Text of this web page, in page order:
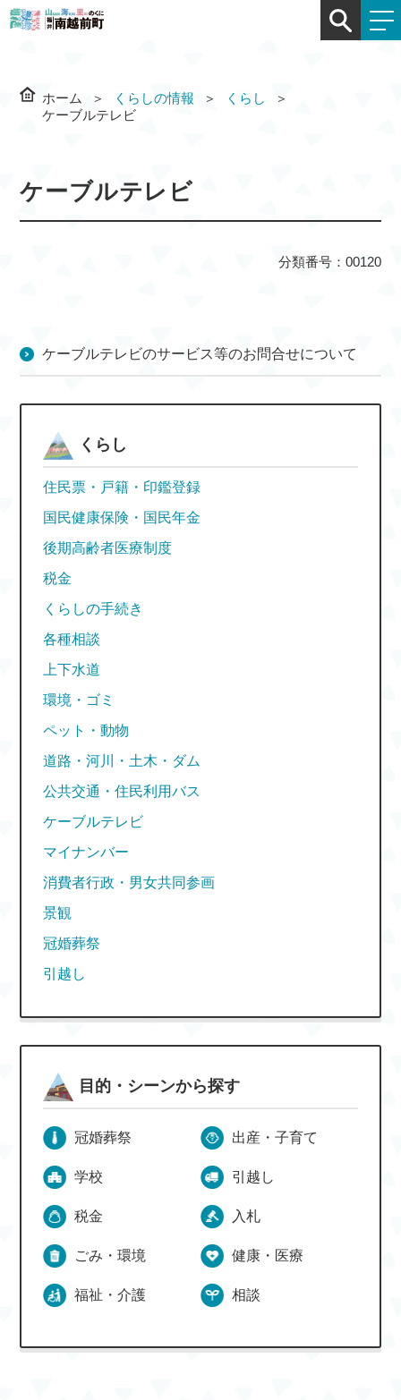
ホーム くらしの情報
くらし
ケーブルテレビ
ケーブルテレビ
分類番号：00120
ケーブルテレビのサービス等のお問合せについて
くらし
住民票・戸籍・印鑑登録
国民健康保険・国民年金
後期高齢者医療制度
税金
くらしの手続き
各種相談
上下水道
環境・ゴミ
ペット・動物
道路・河川・土木・ダム
公共交通・住民利用バス
ケーブルテレビ
マイナンバー
消費者行政・男女共同参画
景観
冠婚葬祭
引越し
目的・シーンから探す
冠婚葬祭 出産・子育て
学校 引越し
税金 入札
ごみ・環境 健康・医療
福祉・介護 相談